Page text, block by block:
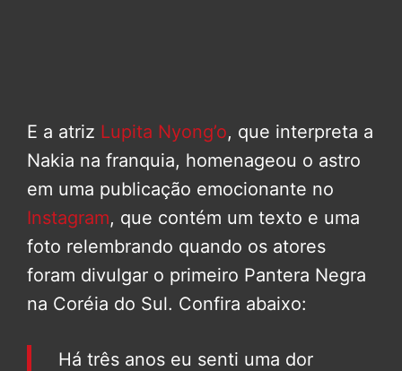
E a atriz Lupita Nyong’o, que interpreta a
Nakia na franquia, homenageou o astro
em uma publicação emocionante no
Instagram, que contém um texto e uma
foto relembrando quando os atores
foram divulgar o primeiro Pantera Negra
na Coréia do Sul. Confira abaixo:
Há três anos eu senti uma dor